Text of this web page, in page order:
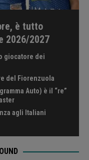
è tutto
2026/2027
giocatore dei
del Fiorenzuola
Auto) è il “re”
agli Italiani